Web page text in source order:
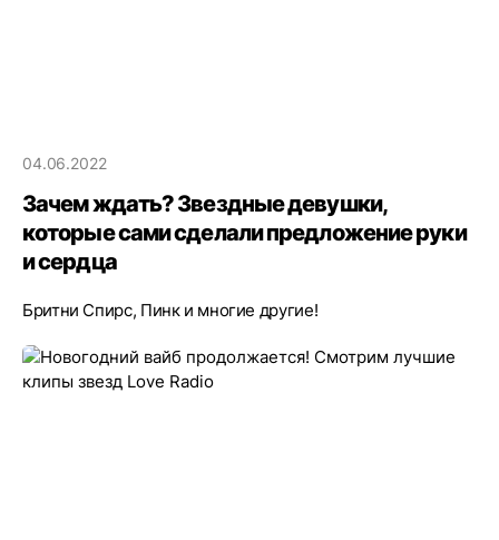
04.06.2022
Зачем ждать? Звездные девушки,
которые сами сделали предложение руки
и сердца
Бритни Спирс, Пинк и многие другие!